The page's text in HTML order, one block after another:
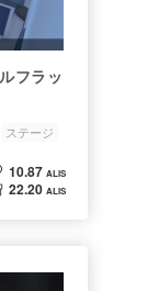
フラッ
ステージ
10.87 ALIS
22.20 ALIS